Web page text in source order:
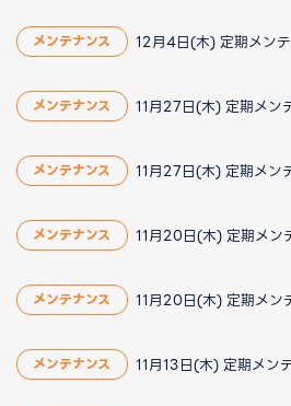
メンテナンス 12月4日(木) 定期メン
メンテナンス 11月27日(木) 定期メン
メンテナンス 11月27日(木) 定期メン
メンテナンス 11月20日(木) 定期メン
メンテナンス 11月20日(木) 定期メン
メンテナンス 11月13日(木) 定期メン